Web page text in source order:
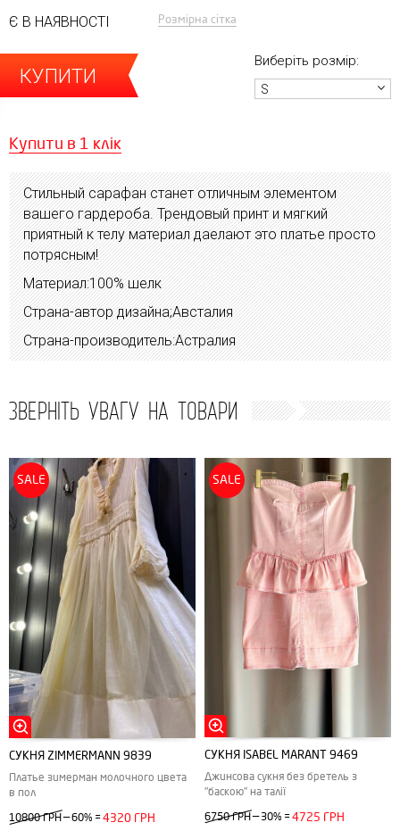
Є В НАЯВНОСТІ Розмірна сітка
КУПИТИ
Виберіть розмір:
S
Купити в 1 клік
Стильный сарафан станет отличным элементом
вашего гардероба. Трендовый принт и мягкий
приятный к телу материал даелают это платье просто
потрясным!
Материал:100% шелк
Страна-автор дизайна;Австалия
Страна-производитель:Астралия
ЗВЕРНІТЬ УВАГУ НА ТОВАРИ
SALE
СУКНЯ ZIMMERMANN 9839
Платье зимерман молочного цвета
в пол
10800 ГРН —60% =4320 ГРН
SALE
СУКНЯ ISABEL MARANT 9469
Джинсова сукня без бретель з
"баскою" на талії
6750 ГРН — 30% =4725 ГРН